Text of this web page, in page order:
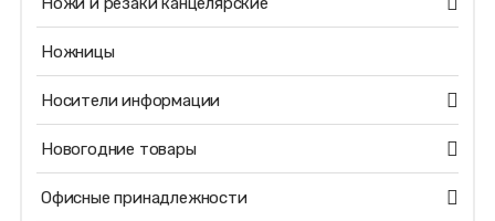
Ножницы
Носители информации
Новогодние товары
Офисные принадлежности